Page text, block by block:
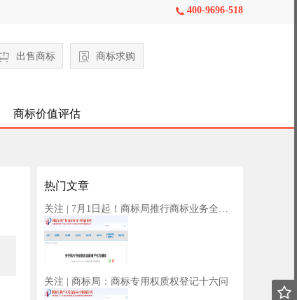
 400-9696-518
出售商标 商标求购
商标价值评估
热门文章
关注 | 7月1日起！商标局推行商标业务全面电子化
关注 | 商标局：商标专用权质权登记十六问
